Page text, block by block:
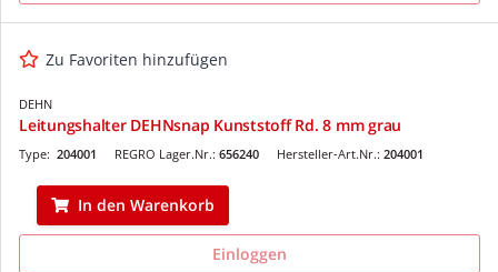
Zu Favoriten hinzufügen
DEHN
Leitungshalter DEHNsnap Kunststoff Rd. 8 mm grau
REGRO Lager.Nr.: 656240
Type: 204001 Hersteller-Art.Nr.: 204001
In den Warenkorb
Einloggen